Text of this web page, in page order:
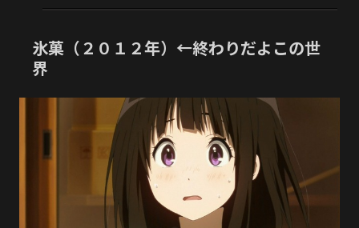
氷菓（２０１２年）←終わりだよこの世
界